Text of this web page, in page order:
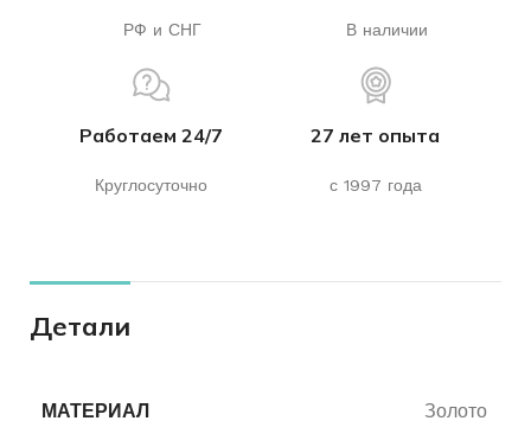
РФ и СНГ В наличии
Работаем 24/7
Круглосуточно
27 лет опыта
с 1997 года
Детали
МАТЕРИАЛ Золото